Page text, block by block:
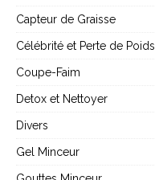
Capteur de Graisse
Célébrité et Perte de Poids
Coupe-Faim
Detox et Nettoyer
Divers
Gel Minceur